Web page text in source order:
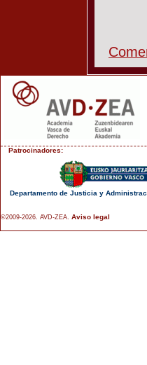
Patrocinadores:
Departamento de Justicia y
©2009-2026. AVD-ZEA. Aviso legal